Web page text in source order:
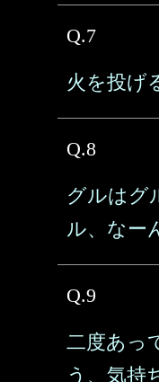
Q.7
火を投げ
Q.8
グルはグ
ル、なー
Q.9
二度あっ
う、気持